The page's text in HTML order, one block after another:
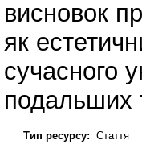
висновок
як
сучасного
подальших
Тип ресурсу: Стаття